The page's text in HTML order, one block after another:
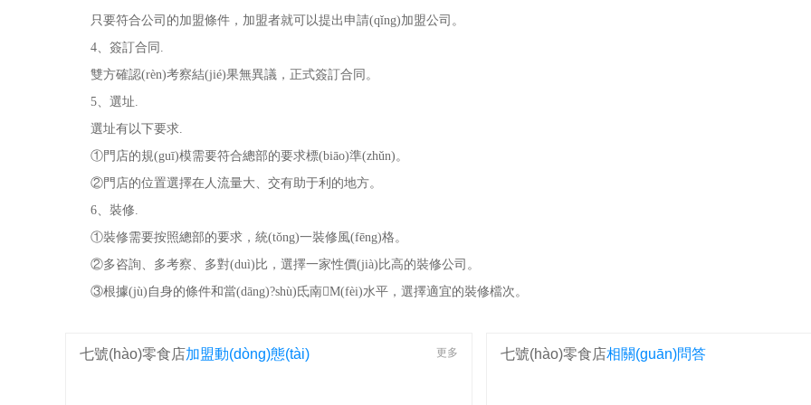
只要符合公司的加盟條件，加盟者就可以提出申請(qǐng)加盟公司。
4、簽訂合同.
雙方確認(rèn)考察結(jié)果無異議，正式簽訂合同。
5、選址.
選址有以下要求.
①門店的規(guī)模需要符合總部的要求標(biāo)準(zhǔn)。
②門店的位置選擇在人流量大、交有助于利的地方。
6、裝修.
①裝修需要按照總部的要求，統(tǒng)一裝修風(fēng)格。
②多咨詢、多考察、多對(duì)比，選擇一家性價(jià)比高的裝修公司。
③根據(jù)自身的條件和當(dāng)?shù)氐南M(fèi)水平，選擇適宜的裝修檔次。
七號(hào)零食店加盟動(dòng)態(tài) 更多 七號(hào)零食店相關(guān)問答